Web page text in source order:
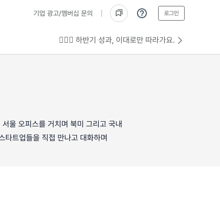
기업 광고/멤버십 문의 로그인
💁🏻‍♂️ 하반기 성과, 이대로만 따라가요.
울 오피스를 거치며 북미 그리고 국내
타트업들을 직접 만나고 대화하며